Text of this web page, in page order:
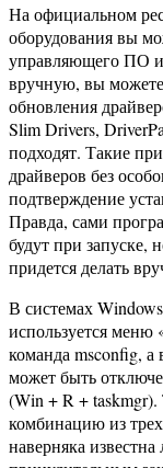
На официальном
оборудования вы
управляющего ПО и
вручную, вы можете
обновления
Slim Drivers,
подходят. Такие
драйверов без
подтверждение
Правда, сами
будут при запуске,
придется делать
В системах
используется меню
команда msconfig, а
может быть
(Win + R +
комбинацию из
наверняка